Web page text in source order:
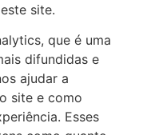
site.
que é uma
difundidas e
ajudar a
site e como
Esses